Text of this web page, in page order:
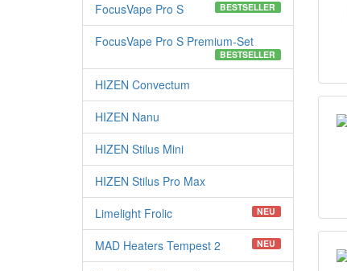
FocusVape Pro S BESTSELLER
FocusVape Pro S Premium-Set
BESTSELLER
HIZEN Convectum
HIZEN Nanu
HIZEN Stilus Mini
HIZEN Stilus Pro Max
Limelight Frolic
NEU
MAD Heaters Tempest 2 NEU